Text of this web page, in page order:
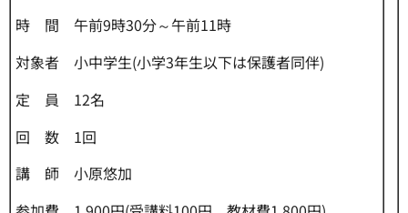
時 間 午前9時30分～午前11時
対象者 小中学生(小学3年生以下は保護者同伴)
定 員 12名
回 数 1回
講 師 小原悠加